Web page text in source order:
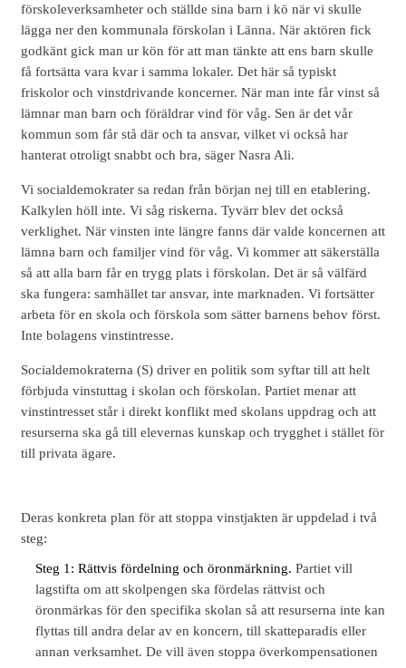
förskoleverksamheter och ställde sina barn i kö när vi skulle
lägga ner den kommunala förskolan i Länna. När aktören fick
godkänt gick man ur kön för att man tänkte att ens barn skulle
få fortsätta vara kvar i samma lokaler. Det här så typiskt
friskolor och vinstdrivande koncerner. När man inte får vinst så
lämnar man barn och föräldrar vind för våg. Sen är det vår
kommun som får stå där och ta ansvar, vilket vi också har
hanterat otroligt snabbt och bra, säger Nasra Ali.
Vi socialdemokrater sa redan från början nej till en etablering.
Kalkylen höll inte. Vi såg riskerna. Tyvärr blev det också
verklighet. När vinsten inte längre fanns där valde koncernen att
lämna barn och familjer vind för våg. Vi kommer att säkerställa
så att alla barn får en trygg plats i förskolan. Det är så välfärd
ska fungera: samhället tar ansvar, inte marknaden. Vi fortsätter
arbeta för en skola och förskola som sätter barnens behov först.
Inte bolagens vinstintresse.
Socialdemokraterna (S) driver en politik som syftar till att helt
förbjuda vinstuttag i skolan och förskolan. Partiet menar att
vinstintresset står i direkt konflikt med skolans uppdrag och att
resurserna ska gå till elevernas kunskap och trygghet i stället för
till privata ägare.
Deras konkreta plan för att stoppa vinstjakten är uppdelad i två
steg:
Steg 1: Rättvis fördelning och öronmärkning. Partiet vill
lagstifta om att skolpengen ska fördelas rättvist och
öronmärkas för den specifika skolan så att resurserna inte kan
flyttas till andra delar av en koncern, till skatteparadis eller
annan verksamhet. De vill även stoppa överkompensationen